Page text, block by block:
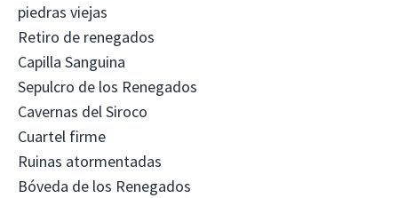
piedras viejas
Retiro de renegados
Capilla Sanguina
Sepulcro de los Renegados
Cavernas del Siroco
Cuartel firme
Ruinas atormentadas
Bóveda de los Renegados